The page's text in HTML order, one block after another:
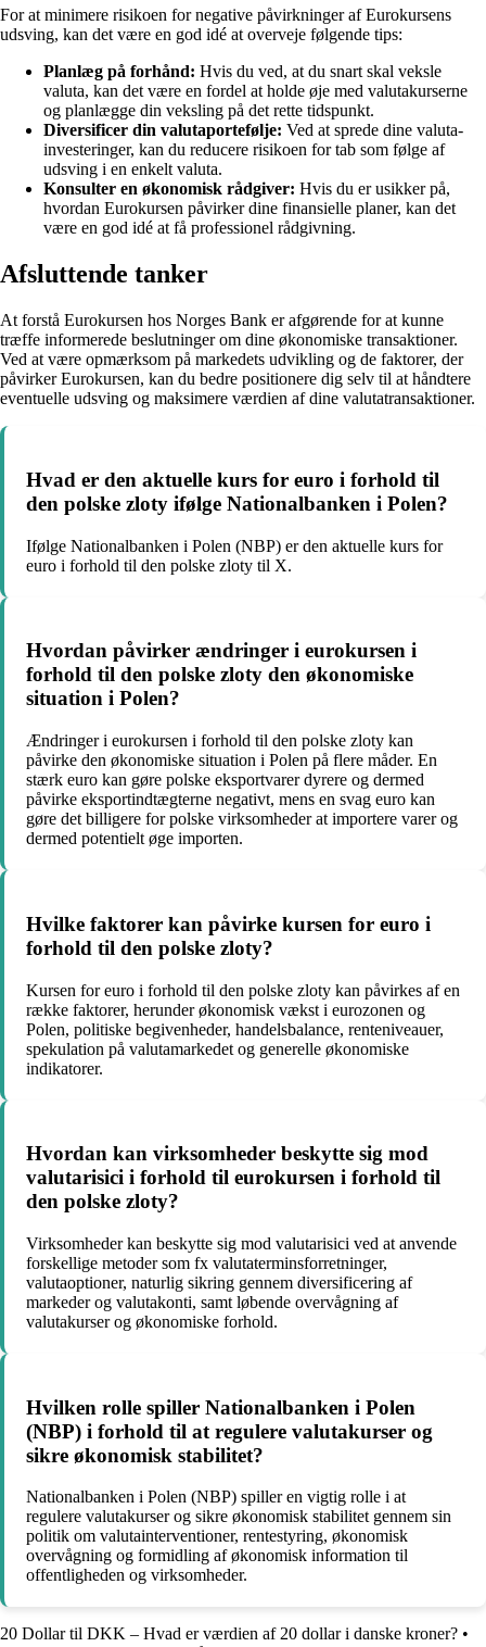
For at minimere risikoen for negative påvirkninger af Eurokursens
udsving, kan det være en god idé at overveje følgende tips:
Planlæg på forhånd: Hvis du ved, at du snart skal veksle
valuta, kan det være en fordel at holde øje med valutakurserne
og planlægge din veksling på det rette tidspunkt.
Diversificer din valutaportefølje: Ved at sprede dine valuta-
investeringer, kan du reducere risikoen for tab som følge af
udsving i en enkelt valuta.
Konsulter en økonomisk rådgiver: Hvis du er usikker på,
hvordan Eurokursen påvirker dine finansielle planer, kan det
være en god idé at få professionel rådgivning.
Afsluttende tanker
At forstå Eurokursen hos Norges Bank er afgørende for at kunne
træffe informerede beslutninger om dine økonomiske transaktioner.
Ved at være opmærksom på markedets udvikling og de faktorer, der
påvirker Eurokursen, kan du bedre positionere dig selv til at håndtere
eventuelle udsving og maksimere værdien af dine valutatransaktioner.
Hvad er den aktuelle kurs for euro i forhold til
den polske zloty ifølge Nationalbanken i Polen?
Ifølge Nationalbanken i Polen (NBP) er den aktuelle kurs for
euro i forhold til den polske zloty til X.
Hvordan påvirker ændringer i eurokursen i
forhold til den polske zloty den økonomiske
situation i Polen?
Ændringer i eurokursen i forhold til den polske zloty kan
påvirke den økonomiske situation i Polen på flere måder. En
stærk euro kan gøre polske eksportvarer dyrere og dermed
påvirke eksportindtægterne negativt, mens en svag euro kan
gøre det billigere for polske virksomheder at importere varer og
dermed potentielt øge importen.
Hvilke faktorer kan påvirke kursen for euro i
forhold til den polske zloty?
Kursen for euro i forhold til den polske zloty kan påvirkes af en
række faktorer, herunder økonomisk vækst i eurozonen og
Polen, politiske begivenheder, handelsbalance, renteniveauer,
spekulation på valutamarkedet og generelle økonomiske
indikatorer.
Hvordan kan virksomheder beskytte sig mod
valutarisici i forhold til eurokursen i forhold til
den polske zloty?
Virksomheder kan beskytte sig mod valutarisici ved at anvende
forskellige metoder som fx valutaterminsforretninger,
valutaoptioner, naturlig sikring gennem diversificering af
markeder og valutakonti, samt løbende overvågning af
valutakurser og økonomiske forhold.
Hvilken rolle spiller Nationalbanken i Polen
(NBP) i forhold til at regulere valutakurser og
sikre økonomisk stabilitet?
Nationalbanken i Polen (NBP) spiller en vigtig rolle i at
regulere valutakurser og sikre økonomisk stabilitet gennem sin
politik om valutainterventioner, rentestyring, økonomisk
overvågning og formidling af økonomisk information til
offentligheden og virksomheder.
20 Dollar til DKK – Hvad er værdien af 20 dollar i danske kroner? •